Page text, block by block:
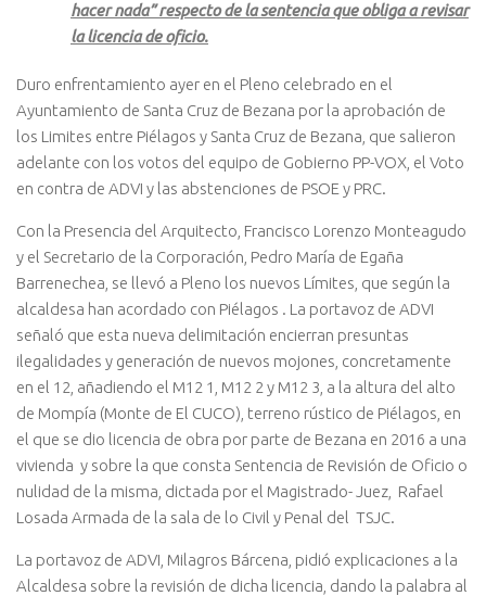
hacer nada” respecto de la sentencia que obliga a revisar
la licencia de oficio.
Duro enfrentamiento ayer en el Pleno celebrado en el
Ayuntamiento de Santa Cruz de Bezana por la aprobación de
los Limites entre Piélagos y Santa Cruz de Bezana, que salieron
adelante con los votos del equipo de Gobierno PP-VOX, el Voto
en contra de ADVI y las abstenciones de PSOE y PRC.
Con la Presencia del Arquitecto, Francisco Lorenzo Monteagudo
y el Secretario de la Corporación, Pedro María de Egaña
Barrenechea, se llevó a Pleno los nuevos Límites, que según la
alcaldesa han acordado con Piélagos . La portavoz de ADVI
señaló que esta nueva delimitación encierran presuntas
ilegalidades y generación de nuevos mojones, concretamente
en el 12, añadiendo el M12 1, M12 2 y M12 3, a la altura del alto
de Mompía (Monte de El CUCO), terreno rústico de Piélagos, en
el que se dio licencia de obra por parte de Bezana en 2016 a una
vivienda y sobre la que consta Sentencia de Revisión de Oficio o
nulidad de la misma, dictada por el Magistrado- Juez, Rafael
Losada Armada de la sala de lo Civil y Penal del TSJC.
La portavoz de ADVI, Milagros Bárcena, pidió explicaciones a la
Alcaldesa sobre la revisión de dicha licencia, dando la palabra al